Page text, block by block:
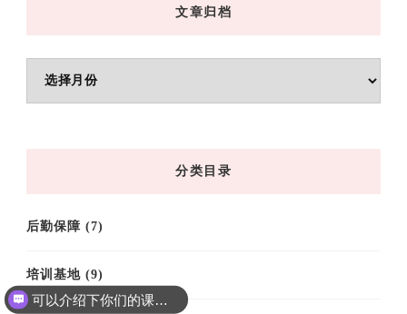
文章归档
分类目录
后勤保障 (7)
培训基地 (9)